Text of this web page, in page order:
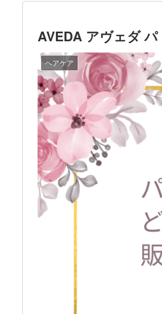
AVEDA アヴェダ
ヘアケア